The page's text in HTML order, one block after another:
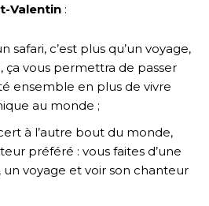
Valentin :
safari, c’est plus qu’un voyage,
ça vous permettra de passer
ensemble en plus de vivre
au monde ;
à l’autre bout du monde,
préféré : vous faites d’une
voyage et voir son chanteur